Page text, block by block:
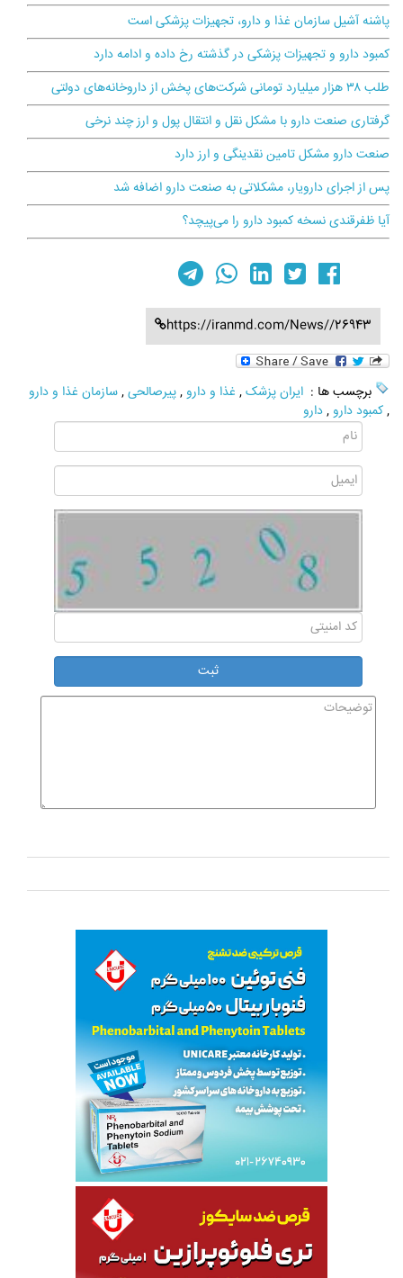
پاشنه آشیل سازمان غذا و دارو، تجهیزات پزشکی است
کمبود دارو و تجهیزات پزشکی در گذشته رخ داده و ادامه دارد
طلب ۳۸ هزار میلیارد تومانی شرکت‌های پخش از داروخانه‌های دولتی
گرفتاری صنعت دارو با مشکل نقل و انتقال پول و ارز چند نرخی
صنعت دارو مشکل تامین نقدینگی و ارز دارد
پس از اجرای دارویار، مشکلاتی به صنعت دارو اضافه شد
آیا ظفرقندی نسخه کمبود دارو را می‌پیچد؟
https://iranmd.com/News//26943
برچسب ها : ایران پزشک, غذا و دارو ,پیرصالحی,سازمان غذا و دارو
,کمبود دارو ,دارو